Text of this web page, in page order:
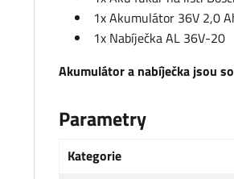
1x Akumulátor 36V 2,0
1x Nabíječka AL 36V-20
Akumulátor a nabíječka jsou
Parametry
Kategorie